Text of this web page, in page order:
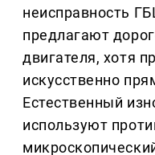
неисправность
предлагают
двигателя, хотя
искусственно
Естественный
используют